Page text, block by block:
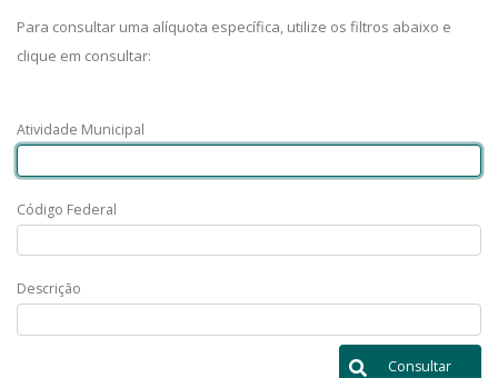
Para consultar uma alíquota específica, utilize os filtros abaixo e
clique em consultar:
Atividade Municipal
Código Federal
Descrição
Consultar